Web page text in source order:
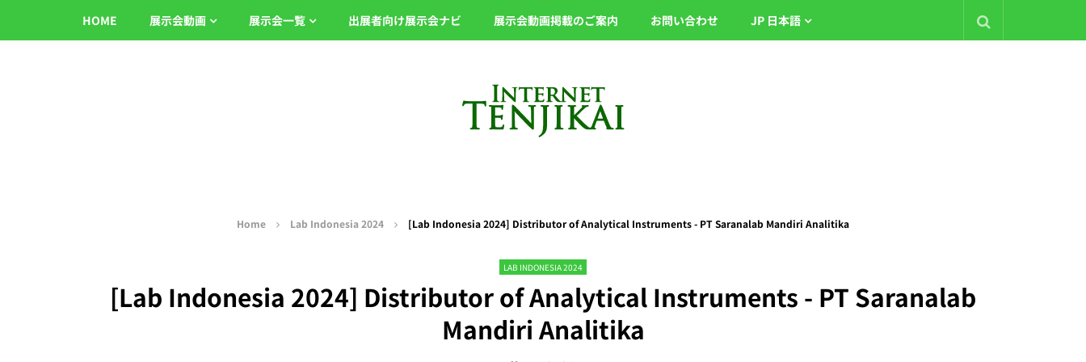
HOME 展示会動画 展示会一覧 出展者向け展示会ナビ 展示会動画掲載のご案内 お問い合わせ JP 日本語
Home Lab Indonesia 2024 [Lab Indonesia 2024] Distributor of Analytical Instruments - PT Saranalab Mandiri Analitika
LAB INDONESIA 2024
[Lab Indonesia 2024] Distributor of Analytical Instruments - PT Saranalab
Mandiri Analitika